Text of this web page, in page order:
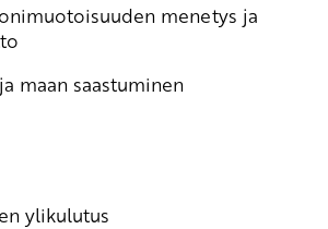
menetys ja
maan saastuminen
ylikulutus